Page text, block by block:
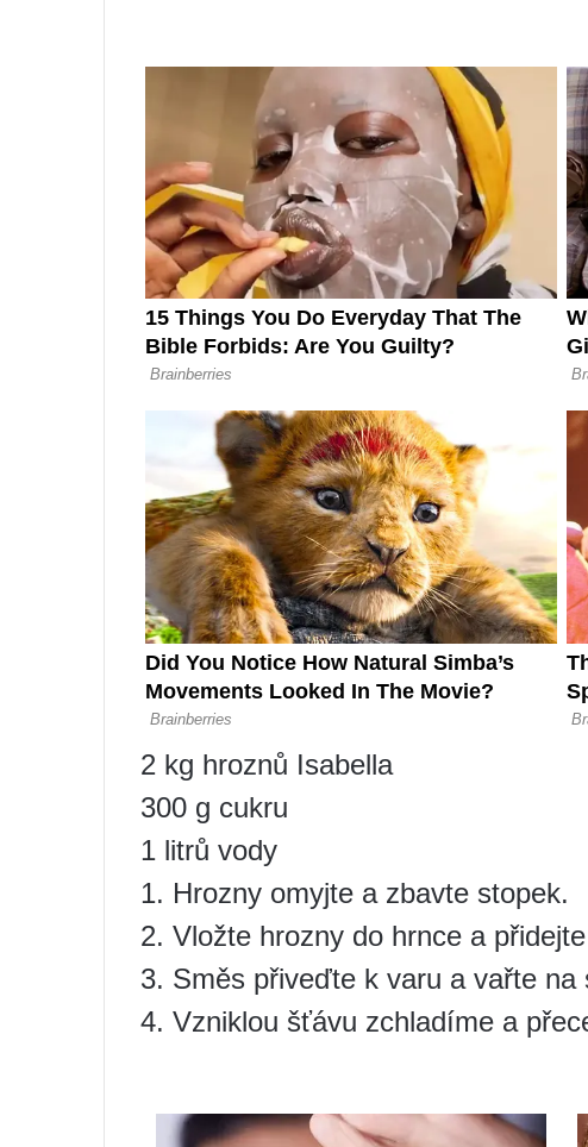
2 kg hroznů Isabella
300 g cukru
1 litrů vody
1. Hrozny omyjte a zbavte stopek.
2. Vložte hrozny do hrnce a
3. Směs přiveďte k varu a vařte
4. Vzniklou šťávu zchladíme a